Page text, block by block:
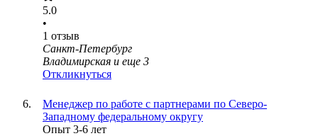
5.0
•
1 отзыв
Санкт-Петербург
Владимирская и еще 3
Откликнуться
Менеджер по работе с партнерами по Северо-
Западному федеральному округу
Опыт 3-6 лет